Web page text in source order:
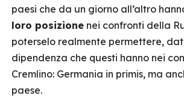
paesi che da un giorno all’altro
loro posizione nei confronti della
poterselo realmente permettere,
dipendenza che questi hanno nei
Cremlino: Germania in primis, ma
paese.